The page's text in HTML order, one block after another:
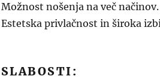
Možnost nošenja na več načinov.
Estetska privlačnost in široka
SLABOSTI: